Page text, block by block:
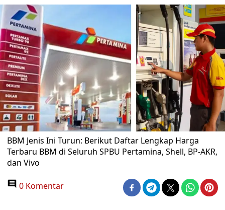
BBM Jenis Ini Turun: Berikut Daftar Lengkap Harga
Terbaru BBM di Seluruh SPBU Pertamina, Shell, BP-AKR,
dan Vivo
0 Komentar